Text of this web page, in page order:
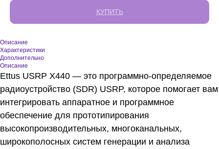
КУПИТЬ
Описание
Характеристики
Дополнительно
Описание
Ettus USRP X440 — это программно-определяемое
радиоустройство (SDR) USRP, которое помогает вам
интегрировать аппаратное и программное
обеспечение для прототипирования
высокопроизводительных, многоканальных,
широкополосных систем генерации и анализа